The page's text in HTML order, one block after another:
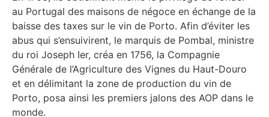
au Portugal des maisons de négoce en échange de la
baisse des taxes sur le vin de Porto. Afin d’éviter les
abus qui s’ensuivirent, le marquis de Pombal, ministre
du roi Joseph Ier, créa en 1756, la Compagnie
Générale de l’Agriculture des Vignes du Haut-Douro
et en délimitant la zone de production du vin de
Porto, posa ainsi les premiers jalons des AOP dans le
monde.